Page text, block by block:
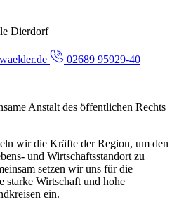
Dierdorf
02689 95929-40
Anstalt des öffentlichen Rechts
wir die Kräfte der Region, um den
und Wirtschaftsstandort zu
setzen wir uns für die
starke Wirtschaft und hohe
ein.